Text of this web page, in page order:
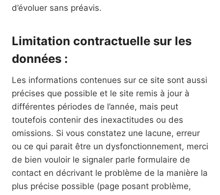
d’évoluer sans préavis.
Limitation contractuelle sur les
données :
Les informations contenues sur ce site sont aussi
précises que possible et le site remis à jour à
différentes périodes de l’année, mais peut
toutefois contenir des inexactitudes ou des
omissions. Si vous constatez une lacune, erreur
ou ce qui parait être un dysfonctionnement, merci
de bien vouloir le signaler parle formulaire de
contact en décrivant le problème de la manière la
plus précise possible (page posant problème,